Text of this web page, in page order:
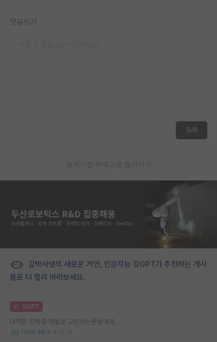
반도체 아카데미
댓글쓰기
등록
게시판 목록으로 돌아가기
김박사넷의 새로운 거인, 인공지능 김GPT가 추천하는 게시
물로 더 멀리 바라보세요.
김GPT
대학원 진학중 학벌로 고민하는분들에게,
119 56 40579